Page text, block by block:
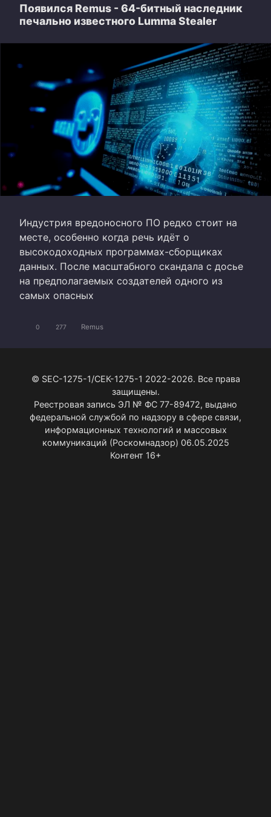
Появился Remus - 64-битный наследник
печально известного Lumma Stealer
Индустрия вредоносного ПО редко стоит на
месте, особенно когда речь идёт о
высокодоходных программах-сборщиках
данных. После масштабного скандала с досье
на предполагаемых создателей одного из
самых опасных
0 277 Remus
© SEC-1275-1/СЕК-1275-1 2022-2026. Все права
защищены.
Реестровая запись ЭЛ № ФС 77-89472, выдано
федеральной службой по надзору в сфере связи,
информационных технологий и массовых
коммуникаций (Роскомнадзор) 06.05.2025
Контент 16+